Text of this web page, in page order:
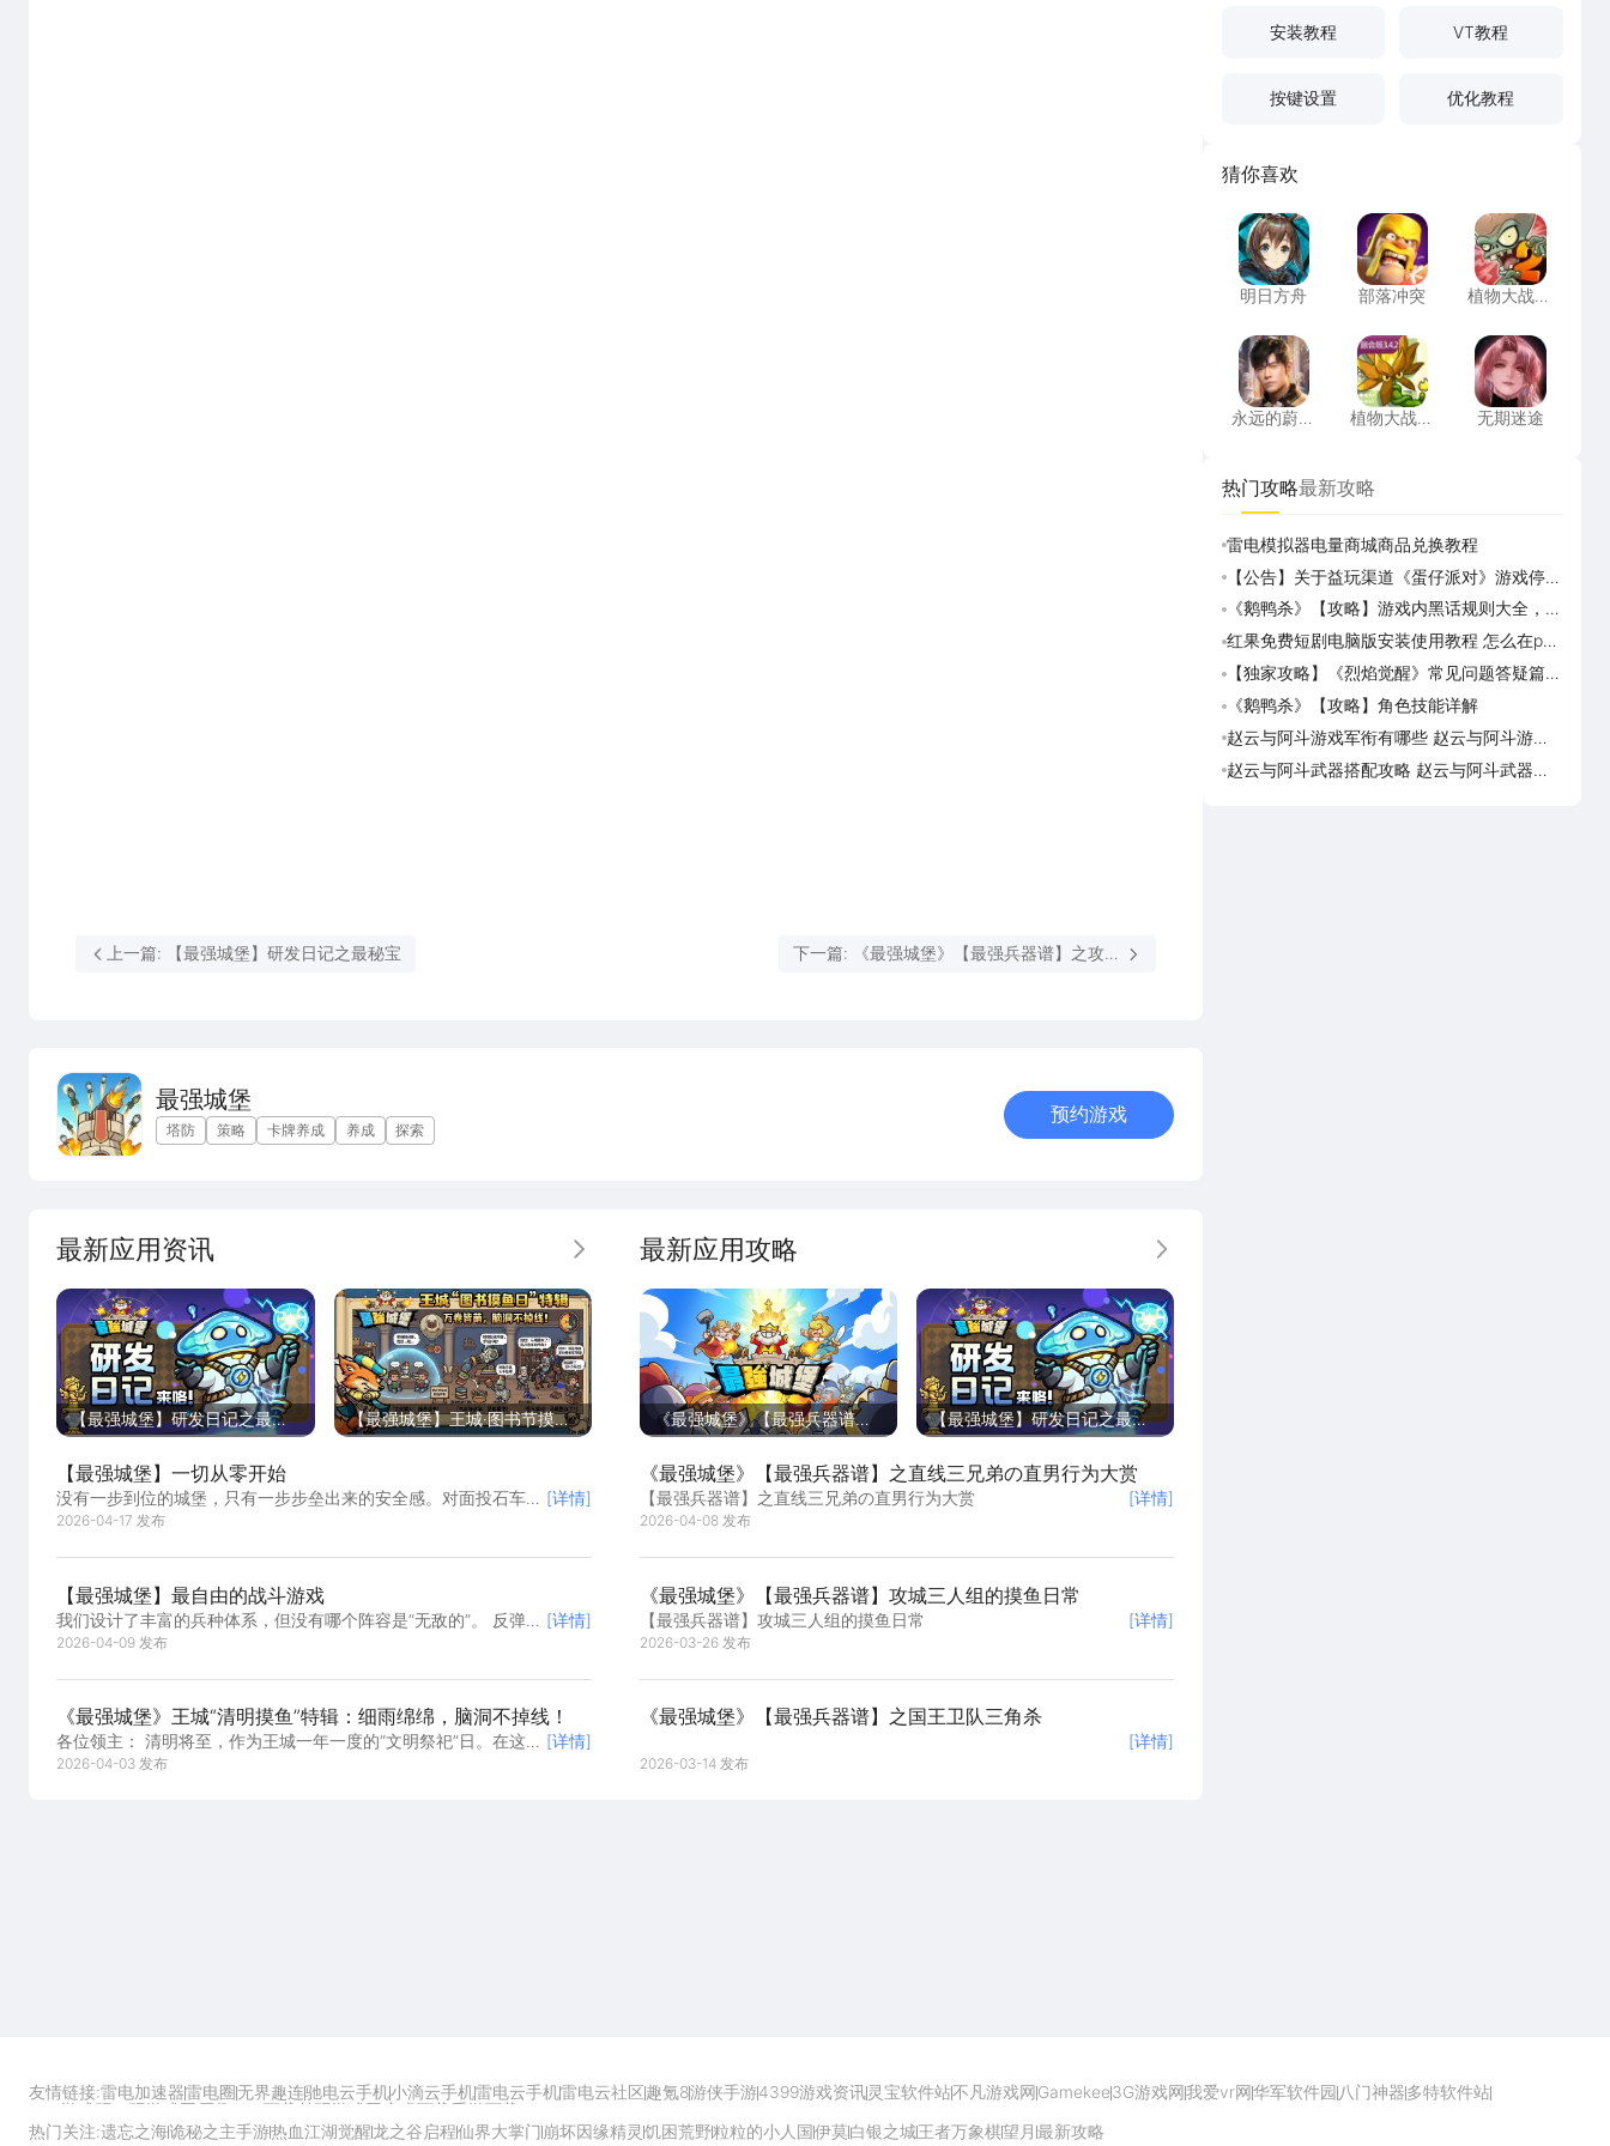
上一篇: 【最强城堡】研发日记之最秘宝
下一篇: 《最强城堡》【最强兵器谱】之攻城
最强城堡
塔防 策略 卡牌养成 养成 探索
预约游戏
最新应用资讯 更多
【最强城堡】研发日记之最秘
【最强城堡】王城·图书节摸鱼
【最强城堡】一切从零开始
没有一步到位的城堡，只有一步步垒出来的安全感。对面投石车
多？先把外墙加厚两层。我们管这叫“一砖一瓦的...
[详情]
2026-04-17 发布
【最强城堡】最自由的战斗游戏
我们设计了丰富的兵种体系，但没有哪个阵容是“无敌的”。 反弹盾
法师克制高频攻击，但怕爆发。 黄金士兵...
[详情]
2026-04-09 发布
《最强城堡》王城“清明摸鱼”特辑：细雨绵绵，脑洞不掉线！
各位领主： 清明将至，作为王城一年一度的“文明祭祀”日。在这个
细雨绵绵的日子里，连最暴躁的投石车都收...
[详情]
2026-04-03 发布
最新应用攻略 更多
《最强城堡》【最强兵器谱】
【最强城堡】研发日记之最强
《最强城堡》【最强兵器谱】之直线三兄弟の直男行为大赏
【最强兵器谱】之直线三兄弟の直男行为大赏 [详情]
2026-04-08 发布
《最强城堡》【最强兵器谱】攻城三人组的摸鱼日常
【最强兵器谱】攻城三人组的摸鱼日常 [详情]
2026-03-26 发布
《最强城堡》【最强兵器谱】之国王卫队三角杀
[详情]
2026-03-14 发布
安装教程 VT教程
按键设置 优化教程
猜你喜欢
明日方舟
明日方舟
部落冲突
部落冲突
植物大战
植物大战僵
永远的蔚蓝星球
永远的蔚蓝
植物大战僵尸融合版
植物大战僵
无期迷途
无期迷途
热门攻略最新攻略
雷电模拟器电量商城商品兑换教程
【公告】关于益玩渠道《蛋仔派对》游戏停运
转移通知
《鹅鸭杀》【攻略】游戏内黑话规则大全，萌
新速看
红果免费短剧电脑版安装使用教程 怎么在pc
端看红果免费短剧
【独家攻略】《烈焰觉醒》常见问题答疑篇第
一期
《鹅鸭杀》【攻略】角色技能详解
赵云与阿斗游戏军衔有哪些 赵云与阿斗游戏
军衔对比
赵云与阿斗武器搭配攻略 赵云与阿斗武器怎
友情链接:雷电加速器雷电圈无界趣连驰电云手机小滴云手机雷电云手机雷电云社区趣氪8游侠手游4399游戏资讯灵宝软件站不凡游戏网Gamekee3G游戏网我爱vr网华军软件园八门神器多特软件站
ZOL游戏 玩一玩游戏网 历趣APP下载 特玩游戏网 安卓下载 手游下载
热门关注:遗忘之海诡秘之主手游热血江湖觉醒龙之谷启程仙界大掌门崩坏因缘精灵 饥困荒野粒粒的小人国伊莫白银之城王者万象棋望月 最新攻略